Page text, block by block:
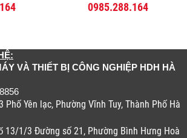
0985.288.164
VÀ THIẾT BỊ CÔNG NGHIỆP HDH HÀ
Phố Yên lạc, Phường Vĩnh Tuy, Thành Phố Hà
13/1/3 Đường số 21, Phường Bình Hưng Hoà